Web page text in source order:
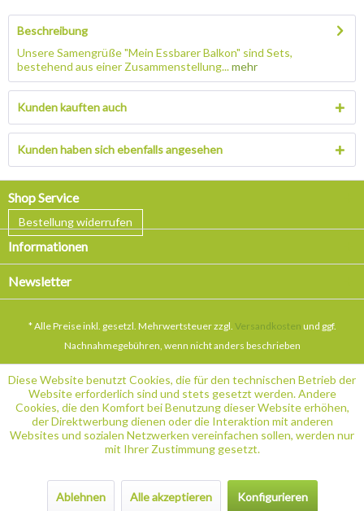
Beschreibung
Unsere Samengrüße "Mein Essbarer Balkon" sind Sets,
bestehend aus einer Zusammenstellung...mehr
Kunden kauften auch
Kunden haben sich ebenfalls angesehen
Shop Service
Bestellung widerrufen
Informationen
Newsletter
* Alle Preise inkl. gesetzl. Mehrwertsteuer zzgl. Versandkosten und ggf.
Nachnahmegebühren, wenn nicht anders beschrieben
Diese Website benutzt Cookies, die für den technischen Betrieb der
Website erforderlich sind und stets gesetzt werden. Andere
Cookies, die den Komfort bei Benutzung dieser Website erhöhen,
der Direktwerbung dienen oder die Interaktion mit anderen
Websites und sozialen Netzwerken vereinfachen sollen, werden nur
mit Ihrer Zustimmung gesetzt.
Ablehnen Alle akzeptieren Konfigurieren